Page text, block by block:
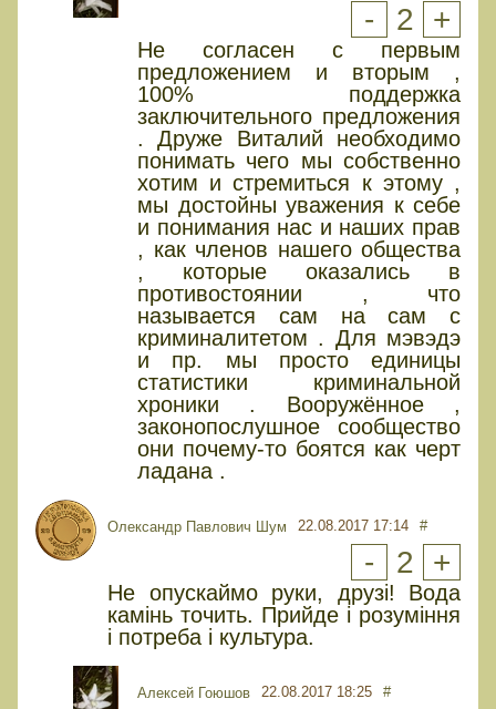
- 2 +
Не согласен с первым
предложением и вторым ,
100% поддержка
заключительного предложения
. Друже Виталий необходимо
понимать чего мы собственно
хотим и стремиться к этому ,
мы достойны уважения к себе
и понимания нас и наших прав
, как членов нашего общества
, которые оказались в
противостоянии , что
называется сам на сам с
криминалитетом . Для мэвэдэ
и пр. мы просто единицы
статистики криминальной
хроники . Вооружённое ,
законопослушное сообщество
они почему-то боятся как черт
ладана .
Олександр Павлович Шум 22.08.2017 17:14 #
- 2 +
Не опускаймо руки, друзі! Вода
камінь точить. Прийде і розуміння
і потреба і культура.
Алексей Гоюшов 22.08.2017 18:25 #